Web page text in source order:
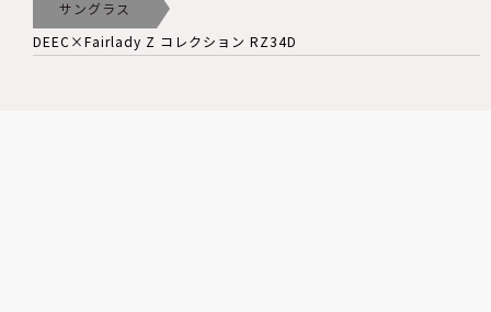
サングラス
DEEC×Fairlady Z コレクション RZ34D